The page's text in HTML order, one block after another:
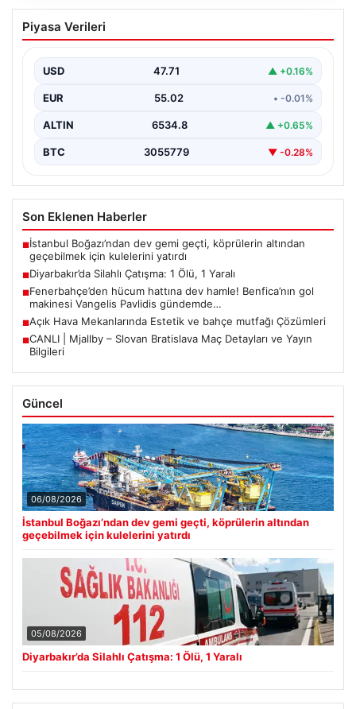
Diyarbakır’da Silahlı Çatışma: 1 Ölü, 1
Yaralı
bölge sakinlerini korkuttu. Olay, iki grup arasında
uzun…
Piyasa Verileri
USD 47.71 ▲ +0.16%
EUR 55.02 • -0.01%
ALTIN 6534.8 ▲ +0.65%
BTC 3055779 ▼ -0.28%
Son Eklenen Haberler
■İstanbul Boğazı’ndan dev gemi geçti, köprülerin altından
geçebilmek için kulelerini yatırdı
■Diyarbakır’da Silahlı Çatışma: 1 Ölü, 1 Yaralı
■Fenerbahçe’den hücum hattına dev hamle! Benfica’nın gol
makinesi Vangelis Pavlidis gündemde…
■Açık Hava Mekanlarında Estetik ve bahçe mutfağı Çözümleri
■CANLI | Mjallby – Slovan Bratislava Maç Detayları ve Yayın
Bilgileri
Güncel
06/08/2026
İstanbul Boğazı’ndan dev gemi geçti, köprülerin altından
geçebilmek için kulelerini yatırdı
05/08/2026
Diyarbakır’da Silahlı Çatışma: 1 Ölü, 1 Yaralı